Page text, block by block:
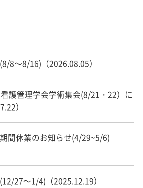
8～8/16)（2026.08.05）
看護管理学会学術集会(8/21・22）に
）
間休業のお知らせ(4/29~5/6)
27～1/4)（2025.12.19）